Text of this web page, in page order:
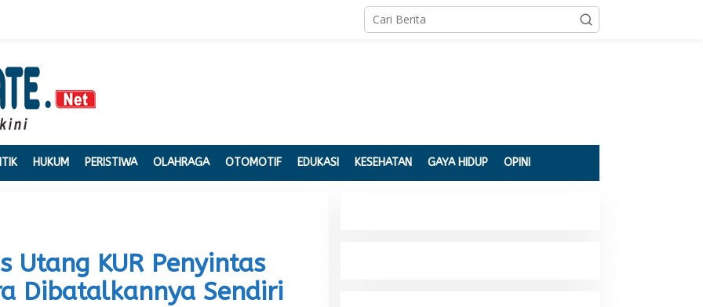
HUKUM PERISTIWA OLAHRAGA OTOMOTIF EDUKASI KESEHATAN GAYA HIDUP OPINI
Utang KUR Penyintas
Dibatalkannya Sendiri